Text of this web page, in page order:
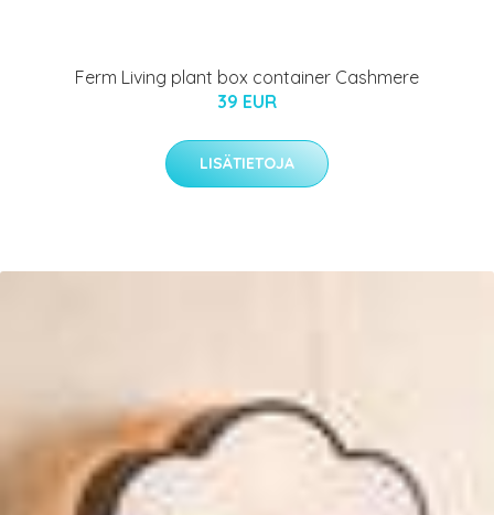
Ferm Living plant box container Cashmere
39 EUR
LISÄTIETOJA